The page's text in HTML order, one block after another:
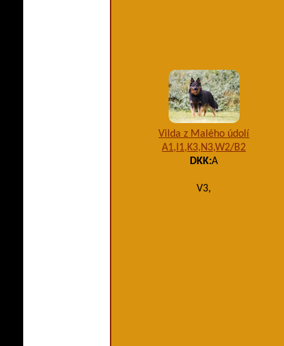
Vilda z Malého údolí
A1,I1,K3,N3,W2/B2
DKK:A
V3,